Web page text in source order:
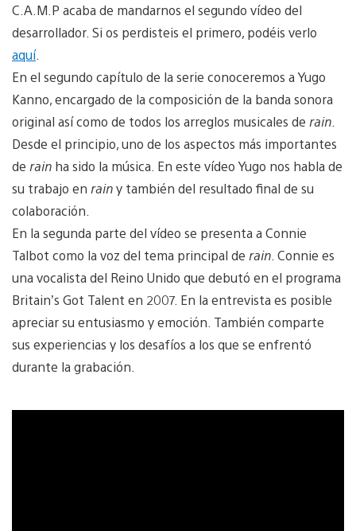
C.A.M.P acaba de mandarnos el segundo vídeo del
desarrollador. Si os perdisteis el primero, podéis verlo
aquí.
En el segundo capítulo de la serie conoceremos a Yugo
Kanno, encargado de la composición de la banda sonora
original así como de todos los arreglos musicales de rain
Desde el principio, uno de los aspectos más importantes
de rain ha sido la música. En este vídeo Yugo nos habla de
su trabajo en rainy también del resultado final de su
colaboración.
En la segunda parte del vídeo se presenta a Connie
Talbot como la voz del tema principal de rain . Connie es
una vocalista del Reino Unido que debutó en el programa
Britain’s Got Talent en 2007. En la entrevista es posible
apreciar su entusiasmo y emoción. También comparte
sus experiencias y los desafíos a los que se enfrentó
durante la grabación.